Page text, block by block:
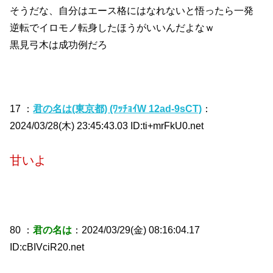
そうだな、自分はエース格にはなれないと悟ったら一発
逆転でイロモノ転身したほうがいいんだよなｗ
黒見弓木は成功例だろ
17 ：君の名は(東京都) (ﾜｯﾁｮｲW 12ad-9sCT) ：
2024/03/28(木) 23:45:43.03 ID:ti+mrFkU0.net
甘いよ
80 ：君の名は ：2024/03/29(金) 08:16:04.17
ID:cBIVciR20.net